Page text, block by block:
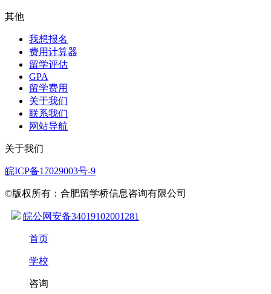
其他
我想报名
费用计算器
留学评估
GPA
留学费用
关于我们
联系我们
网站导航
关于我们
皖ICP备17029003号-9
©版权所有：合肥留学桥信息咨询有限公司
皖公网安备34019102001281
首页
学校
咨询